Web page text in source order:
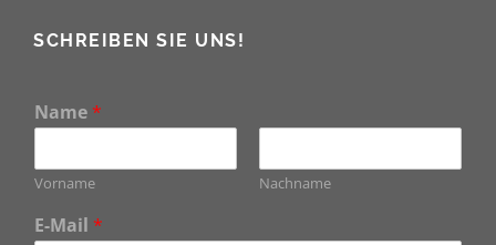
SCHREIBEN SIE UNS!
Name *
Vorname Nachname
E-Mail *